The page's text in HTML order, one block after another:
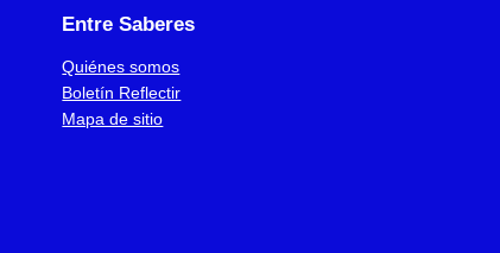
Entre Saberes
Quiénes somos
Boletín Reflectir
Mapa de sitio